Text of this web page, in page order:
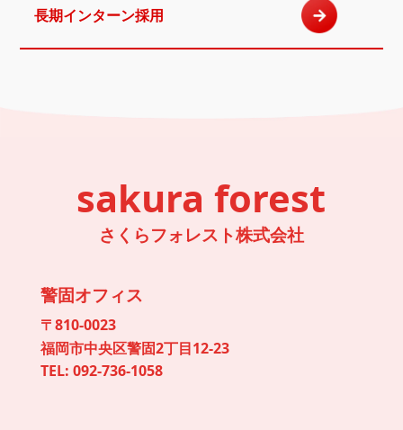
長期インターン採用
sakura forest
さくらフォレスト株式会社
警固オフィス
〒810-0023
福岡市中央区警固2丁目12-23
TEL: 092-736-1058